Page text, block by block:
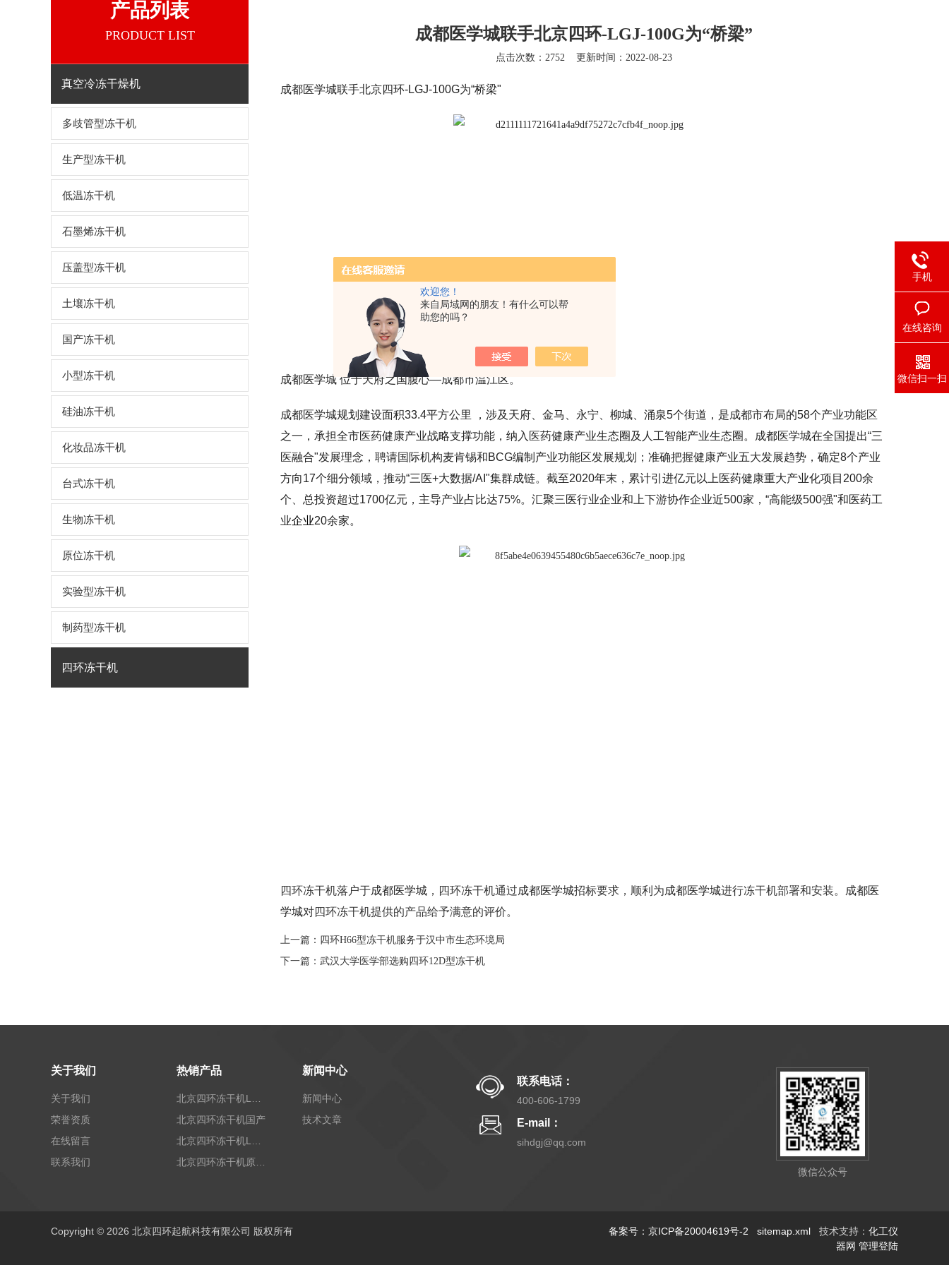
欢迎您！
来自局域网的朋友！有什么可以帮
助您的吗？
产品列表
PRODUCT LIST
真空冷冻干燥机
多歧管型冻干机
生产型冻干机
低温冻干机
石墨烯冻干机
压盖型冻干机
土壤冻干机
国产冻干机
小型冻干机
硅油冻干机
化妆品冻干机
台式冻干机
生物冻干机
原位冻干机
实验型冻干机
制药型冻干机
四环冻干机
成都医学城联手北京四环-LGJ-100G为“桥梁”
点击次数：2752 更新时间：2022-08-23
成都医学城联手北京四环-LGJ-100G为“桥梁"
成都医学城 位于天府之国腹心—成都市温江区。
成都医学城规划建设面积33.4平方公里 ，涉及天府、金马、永宁、柳城、涌泉5个街道，是成都市布局的58个产业功能区
之一，承担全市医药健康产业战略支撑功能，纳入医药健康产业生态圈及人工智能产业生态圈。成都医学城在全国提出“三
医融合"发展理念，聘请国际机构麦肯锡和BCG编制产业功能区发展规划；准确把握健康产业五大发展趋势，确定8个产业
方向17个细分领域，推动“三医+大数据/AI"集群成链。截至2020年末，累计引进亿元以上医药健康重大产业化项目200余
个、总投资超过1700亿元，主导产业占比达75%。汇聚三医行业企业和上下游协作企业近500家，“高能级500强"和医药工
业企业20余家。
四环冻干机落户于成都医学城 ，四环冻干机通过成都医学城招标要求，顺利为成都医学城进行冻干机部署和安装。
成都医
学城对四环冻干机提供的产品给予满意的评价。
上一篇： 四环H66型冻干机服务于汉中市生态环境局
下一篇： 武汉大学医学部选购四环12D型冻干机
关于我们
关于我们
荣誉资质
在线留言
联系我们
热销产品
北京四环冻干机国产
新闻中心
新闻中心
技术文章
联系电话：
400-606-1799
E-mail：
sihdgj@qq.com
微信公众号
Copyright © 2026 北京四环起航科技有限公司 版权所有 备案号：京ICP备20004619号-2 sitemap.xml 技术支持： 化工仪
器网 管理登陆
手机
在线咨询
微信扫一扫